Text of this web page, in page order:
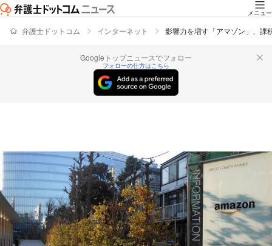
メニュー
弁護士ドットコム インターネット 影響力を増す「アマゾン」、課
Googleトップニュースでフォロー
フォローの仕方はこちら